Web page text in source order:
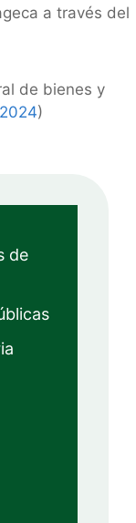
a través del
de bienes y
)
de